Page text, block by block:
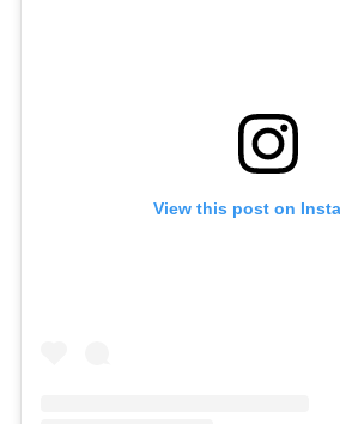
View this post on